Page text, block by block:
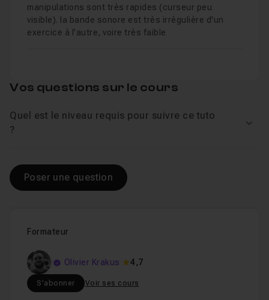
manipulations sont très rapides (curseur peu
visible). la bande sonore est très irrégulière d'un
exercice à l'autre, voire très faible
Formateur
Olivier Krakus 4,7
S'abonner Voir ses cours
Vos questions sur le cours
Quel est le niveau requis pour suivre ce tuto
?
Poser une question